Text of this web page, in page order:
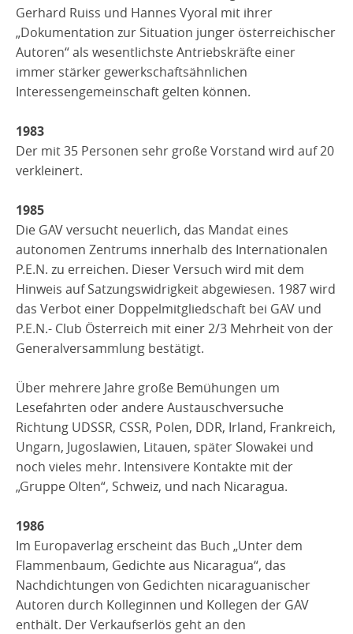
Gerhard Ruiss und Hannes Vyoral mit ihrer
„Dokumentation zur Situation junger österreichischer
Autoren“ als wesentlichste Antriebskräfte einer
immer stärker gewerkschaftsähnlichen
Interessengemeinschaft gelten können.
1983
Der mit 35 Personen sehr große Vorstand wird auf 20
verkleinert.
1985
Die GAV versucht neuerlich, das Mandat eines
autonomen Zentrums innerhalb des Internationalen
P.E.N. zu erreichen. Dieser Versuch wird mit dem
Hinweis auf Satzungswidrigkeit abgewiesen. 1987 wird
das Verbot einer Doppelmitgliedschaft bei GAV und
P.E.N.- Club Österreich mit einer 2/3 Mehrheit von der
Generalversammlung bestätigt.
Über mehrere Jahre große Bemühungen um
Lesefahrten oder andere Austauschversuche
Richtung UDSSR, CSSR, Polen, DDR, Irland, Frankreich,
Ungarn, Jugoslawien, Litauen, später Slowakei und
noch vieles mehr. Intensivere Kontakte mit der
„Gruppe Olten“, Schweiz, und nach Nicaragua.
1986
Im Europaverlag erscheint das Buch „Unter dem
Flammenbaum, Gedichte aus Nicaragua“, das
Nachdichtungen von Gedichten nicaraguanischer
Autoren durch Kolleginnen und Kollegen der GAV
enthält. Der Verkaufserlös geht an den